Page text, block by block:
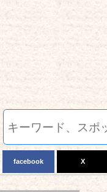
facebook X